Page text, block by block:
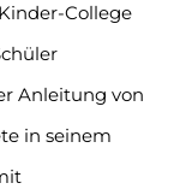
College
Anleitung von
in seinem